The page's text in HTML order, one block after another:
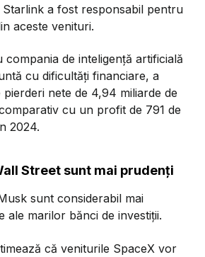
a fost responsabil pentru
aceste venituri.
de inteligență artificială
cu dificultăți financiare, a
nete de 4,94 miliarde de
cu un profit de 791 de
2024.
Street sunt mai prudenți
sunt considerabil mai
ale marilor bănci de investiții.
că veniturile SpaceX vor